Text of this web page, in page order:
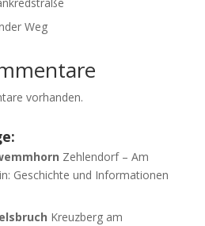
Weg
vorhanden.
Zehlendorf – Am
Geschichte und Informationen
Kreuzberg am